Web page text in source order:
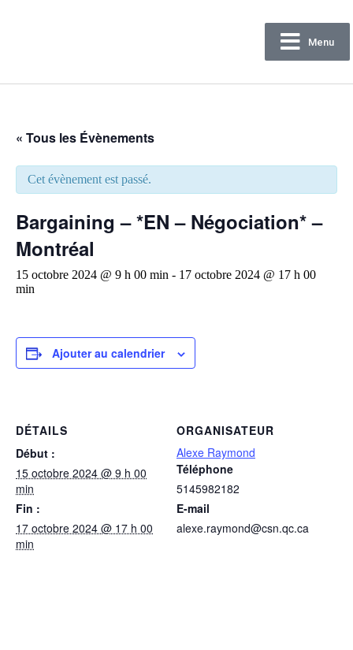
Menu
« Tous les Évènements
Cet évènement est passé.
Bargaining – *EN – Négociation* –
Montréal
15 octobre 2024 @ 9 h 00 min - 17 octobre 2024 @ 17 h 00
min
Ajouter au calendrier
DÉTAILS
Début :
15 octobre 2024 @ 9 h 00
min
Fin :
17 octobre 2024 @ 17 h 00
min
ORGANISATEUR
Alexe Raymond
Téléphone
5145982182
E-mail
alexe.raymond@csn.qc.ca